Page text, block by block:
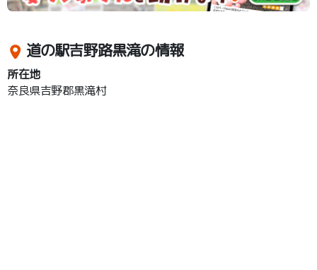
道の駅吉野路黒滝の情報
所在地
奈良県吉野郡黒滝村